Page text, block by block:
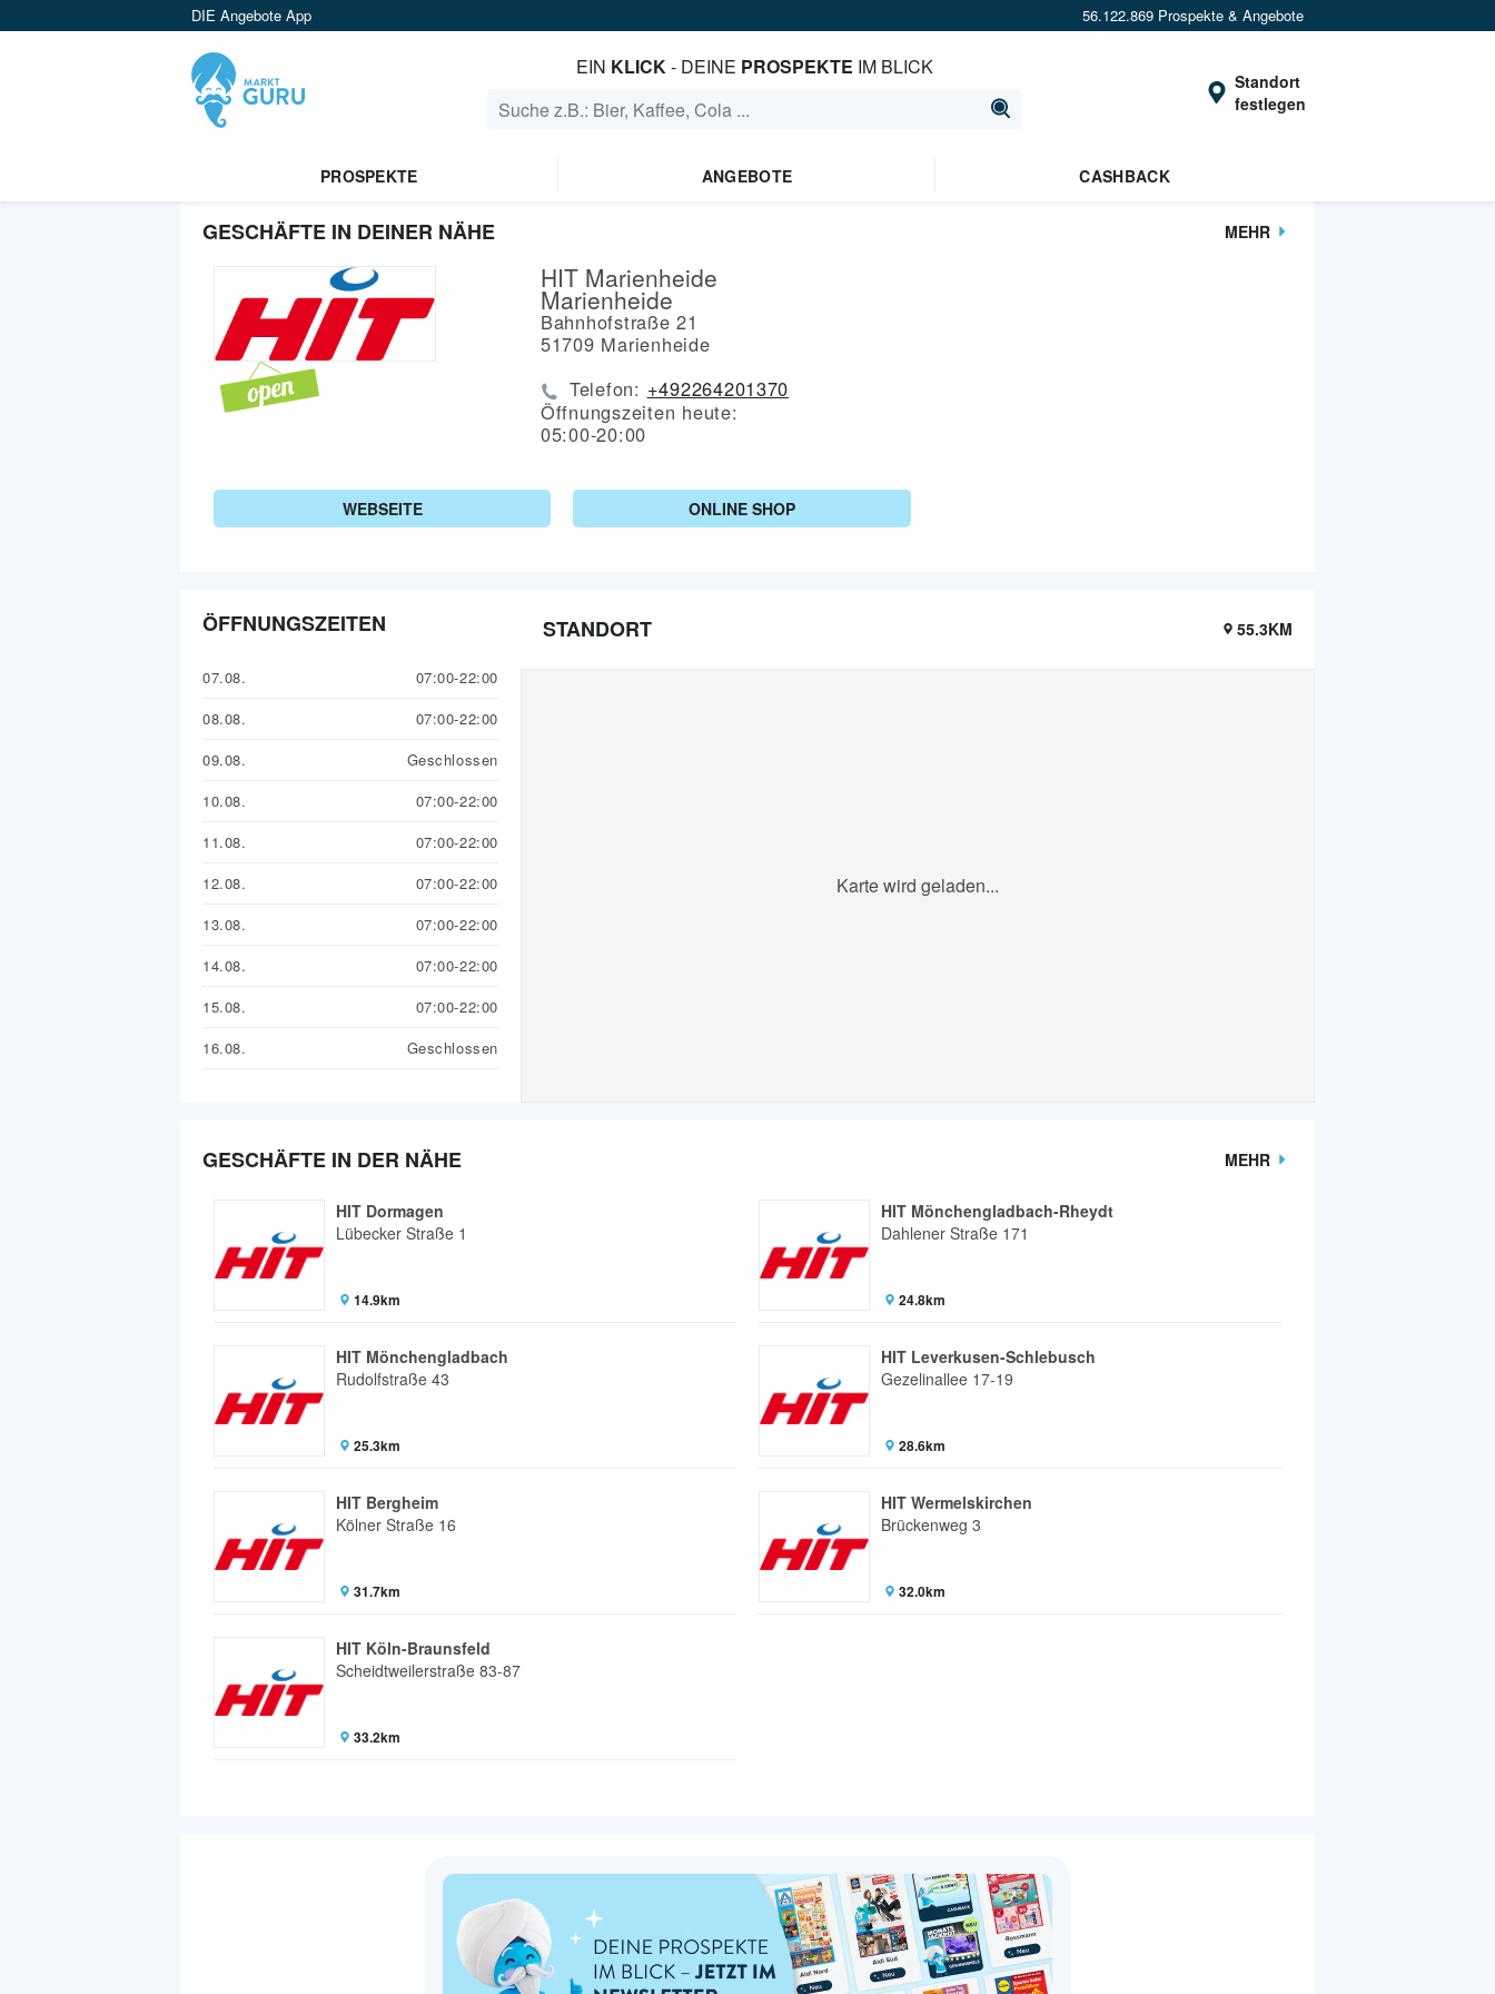
DIE Angebote App 56.122.869 Prospekte & Angebote
EIN KLICK- DEINE PROSPEKTE IM BLICK
Standort
festlegen
PROSPEKTE ANGEBOTE CASHBACK
GESCHÄFTE IN DEINER NÄHE MEHR
HIT Marienheide
Marienheide
Bahnhofstraße 21
51709 Marienheide
Telefon: +492264201370
Öffnungszeiten heute:
05:00-20:00
WEBSEITE ONLINE SHOP
ÖFFNUNGSZEITEN
07.08.
07:00-22:00
08.08.
07:00-22:00
09.08.
Geschlossen
10.08.
07:00-22:00
11.08.
07:00-22:00
12.08.
07:00-22:00
13.08.
07:00-22:00
14.08.
07:00-22:00
15.08.
07:00-22:00
16.08.
Geschlossen
STANDORT 55.3KM
Karte wird geladen...
GESCHÄFTE IN DER NÄHE MEHR
HIT Dormagen
Lübecker Straße 1
14.9km
HIT Mönchengladbach-Rheydt
Dahlener Straße 171
24.8km
HIT Mönchengladbach
Rudolfstraße 43
25.3km
HIT Leverkusen-Schlebusch
Gezelinallee 17-19
28.6km
HIT Bergheim
Kölner Straße 16
31.7km
HIT Wermelskirchen
Brückenweg 3
32.0km
HIT Köln-Braunsfeld
Scheidtweilerstraße 83-87
33.2km